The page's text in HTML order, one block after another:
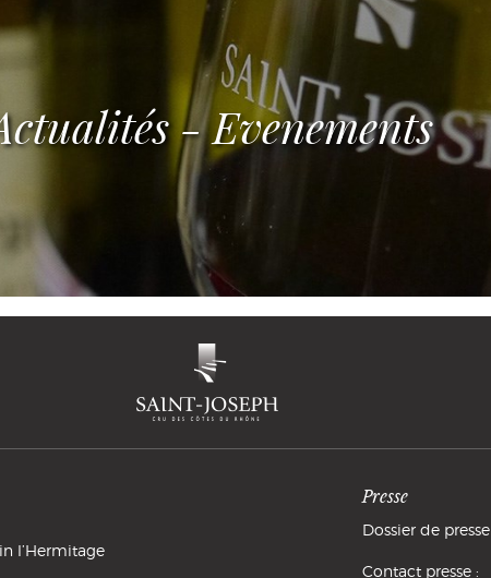
- Evenements
l’Hermitage
Presse
Dossier de presse
Contact presse :